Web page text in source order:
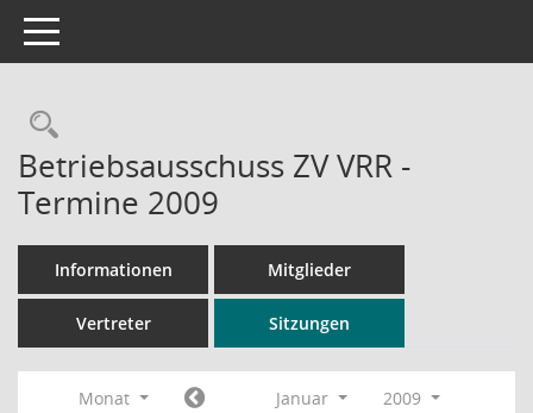
Toggle navigation
Rechercheauswahl
Betriebsausschuss ZV VRR -
Termine 2009
Informationen Mitglieder
Vertreter Sitzungen
Monat Januar
2009